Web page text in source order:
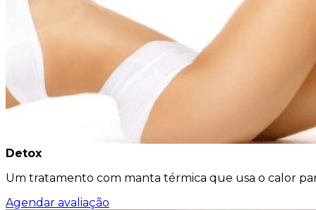
Detox
Um tratamento com manta térmica que usa o calor
Agendar avaliação